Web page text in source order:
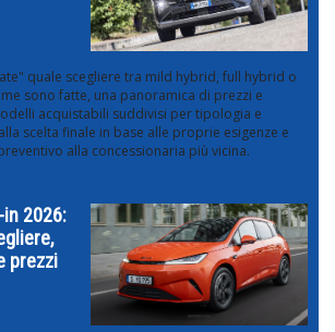
quale scegliere tra mild hybrid, full hybrid o
sono fatte, una panoramica di prezzi e
acquistabili suddivisi per tipologia e
scelta finale in base alle proprie esigenze e
alla concessionaria più vicina.
2026:
prezzi